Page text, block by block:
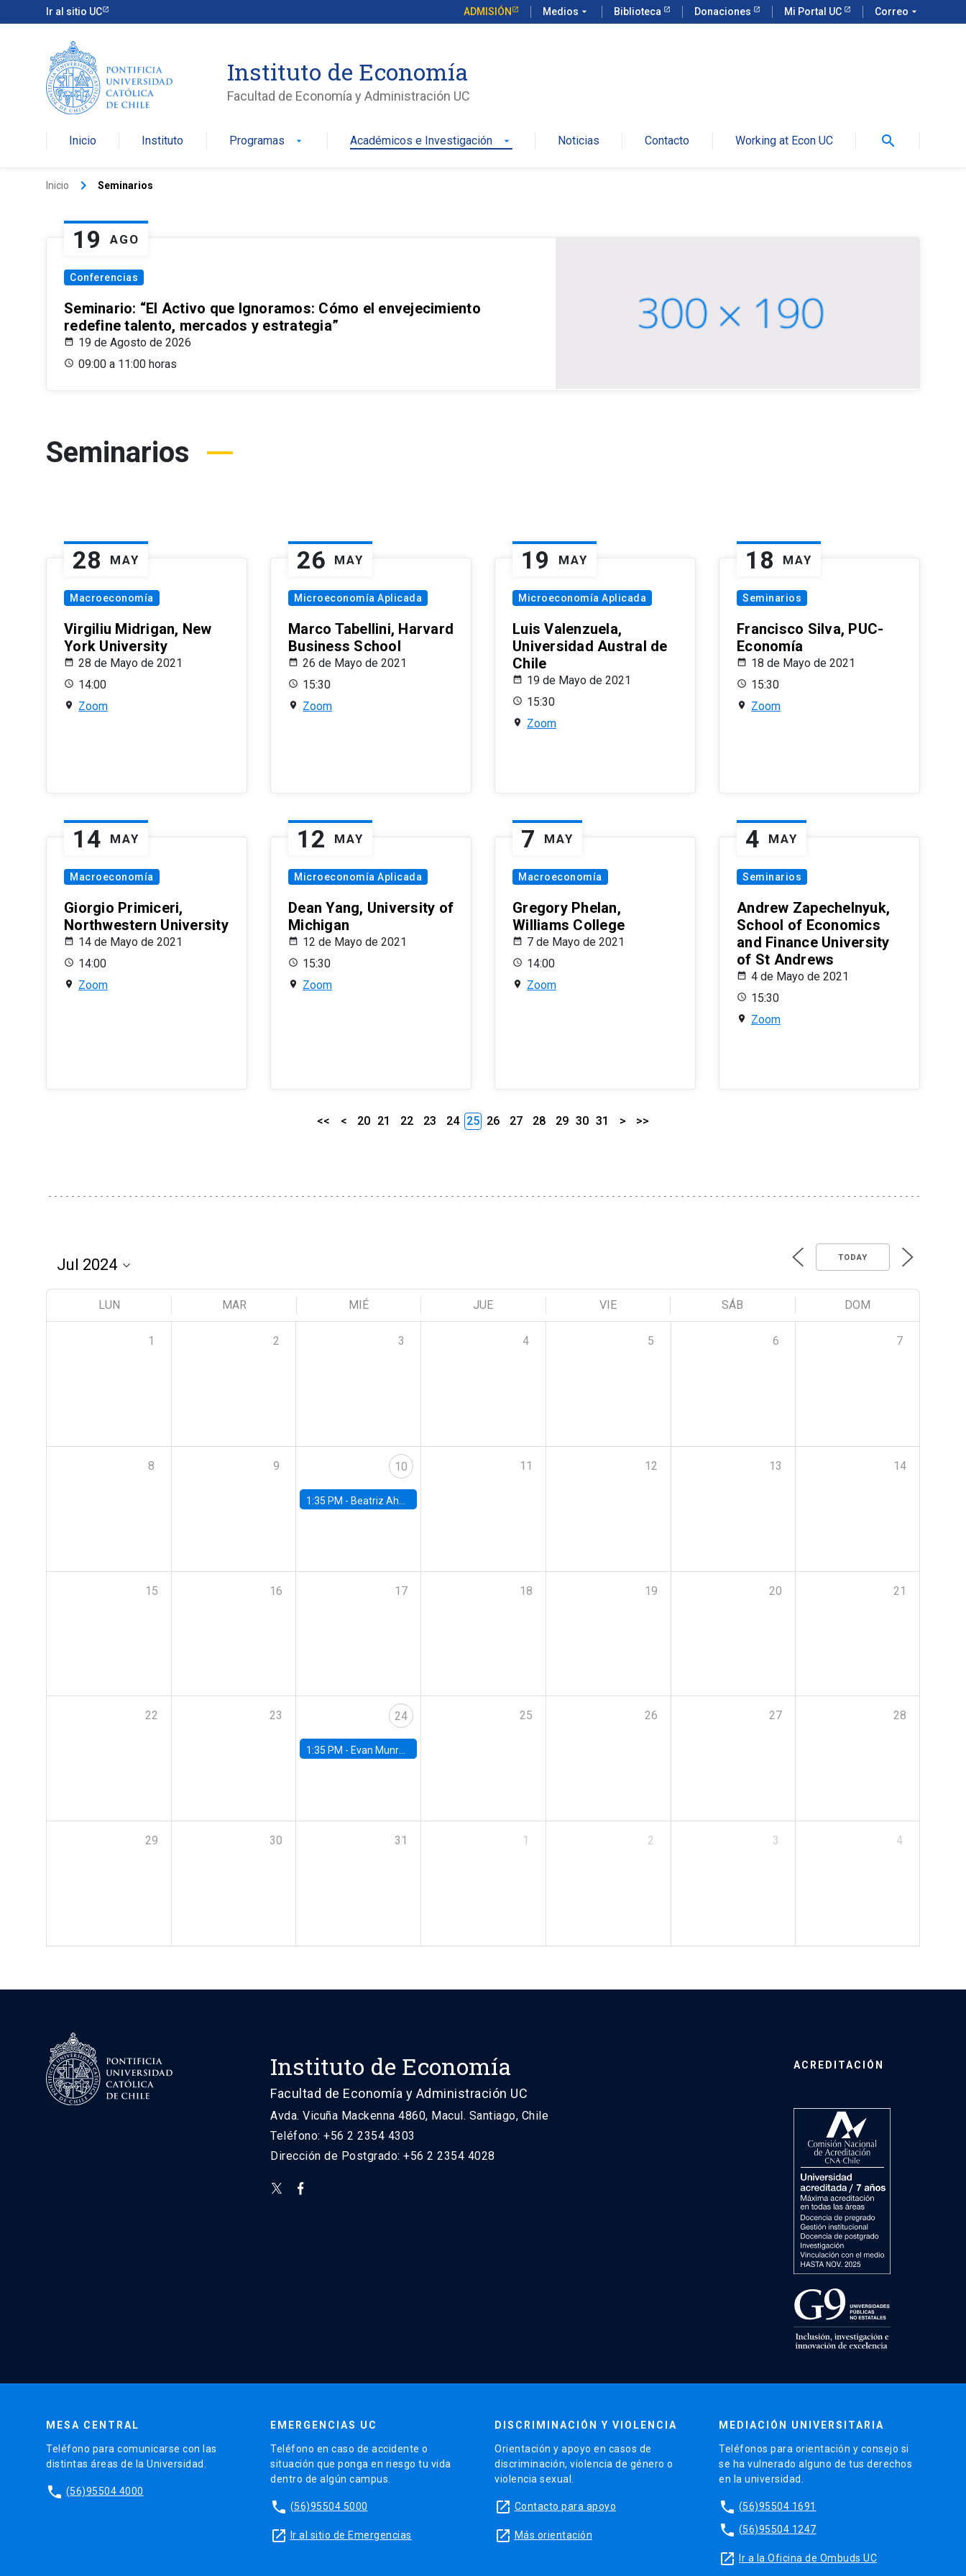
Ir al sitio UC ADMISIÓN Medios arrow_drop_down Biblioteca Donaciones Mi Portal UC Correo arrow_drop_down
Instituto de Economía
Facultad de Economía y Administración UC
Inicio Instituto Programas arrow_drop_down Académicos e Investigación arrow_drop_down Noticias Contacto Working at Econ UC search
Inicio keyboard_arrow_right Seminarios
19 AGO
Conferencias
Seminario: “El Activo que Ignoramos: Cómo el envejecimiento
redefine talento, mercados y estrategia”
19 de Agosto de 2026
09:00 a 11:00 horas
Seminarios
28 MAY
Macroeconomía
Virgiliu Midrigan, New
York University
28 de Mayo de 2021
14:00
Zoom
26 MAY
Microeconomía Aplicada
Marco Tabellini, Harvard
Business School
26 de Mayo de 2021
15:30
Zoom
19 MAY
Microeconomía Aplicada
Luis Valenzuela,
Universidad Austral de
Chile
19 de Mayo de 2021
15:30
Zoom
18 MAY
Seminarios
Francisco Silva, PUC-
Economía
18 de Mayo de 2021
15:30
Zoom
14 MAY
Macroeconomía
Giorgio Primiceri,
Northwestern University
14 de Mayo de 2021
14:00
Zoom
12 MAY
Microeconomía Aplicada
Dean Yang, University of
Michigan
12 de Mayo de 2021
15:30
Zoom
7 MAY
Macroeconomía
Gregory Phelan,
Williams College
7 de Mayo de 2021
14:00
Zoom
4 MAY
Seminarios
Andrew Zapechelnyuk,
School of Economics
and Finance University
of St Andrews
4 de Mayo de 2021
15:30
Zoom
<< < 20 21 22 23 24 25 26 27 28 29 30 31 > >>
TODAY
LUN MAR MIÉ JUE VIE SÁB DOM
1 2 3 4 5 6 7
8 9 10
1:35 PM - Beatriz Ahumada, PhD candidate, Universidad de Pittsburgh
11 12 13 14
15 16 17 18 19 20 21
22 23 24
1:35 PM - Evan Munro, Neyman Visiting Assistant Professor in the Department of Statistics at UC Berkeley
25 26 27 28
29 30 31 1 2 3 4
Instituto de Economía
Facultad de Economía y Administración UC
Avda. Vicuña Mackenna 4860, Macul. Santiago, Chile
Teléfono: +56 2 2354 4303
Dirección de Postgrado: +56 2 2354 4028
ACREDITACIÓN
MESA CENTRAL
Teléfono para comunicarse con las
distintas áreas de la Universidad.
phone (56)95504 4000
EMERGENCIAS UC
Teléfono en caso de accidente o
situación que ponga en riesgo tu vida
dentro de algún campus.
phone (56)95504 5000
launch Ir al sitio de Emergencias
DISCRIMINACIÓN Y VIOLENCIA
Orientación y apoyo en casos de
discriminación, violencia de género o
violencia sexual.
launch Contacto para apoyo
launch Más orientación
MEDIACIÓN UNIVERSITARIA
Teléfonos para orientación y consejo si
se ha vulnerado alguno de tus derechos
en la universidad.
phone (56)95504 1691
phone (56)95504 1247
launch Ir a la Oficina de Ombuds UC